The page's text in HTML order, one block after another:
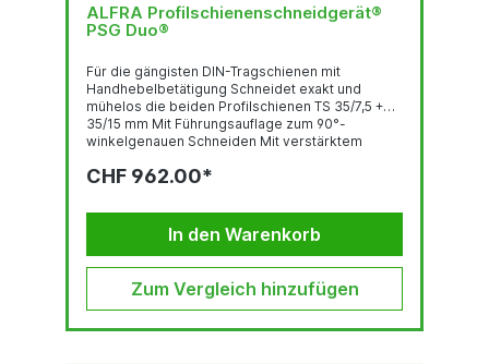
ALFRA Profilschienenschneidgerät®
PSG Duo®
Für die gängisten DIN-Tragschienen mit
Handhebelbetätigung Schneidet exakt und
mühelos die beiden Profilschienen TS 35/7,5 +
35/15 mm Mit Führungsauflage zum 90°-
winkelgenauen Schneiden Mit verstärktem
Geringer Kraftaufwand durch bessere
Abfall Scherplatte nachschleifbar Eloxierter,
lasergravierter Längenanschlag 1.000 mm mit
Führungsvorrichtung - für winkelgenaues...
CHF 962.00*
In den Warenkorb
Zum Vergleich hinzufügen